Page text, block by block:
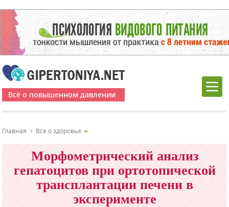
Всё о повышенном давлении
Главная Все о здоровье
Морфометрический анализ
гепатоцитов при ортотопической
трансплантации печени в
эксперименте